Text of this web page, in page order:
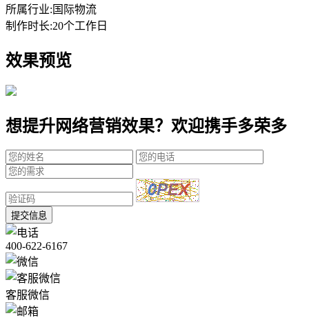
所属行业: 国际物流
制作时长:20个工作日
效果预览
想提升网络营销效果？欢迎携手多荣多
提交信息
400-622-6167
客服微信